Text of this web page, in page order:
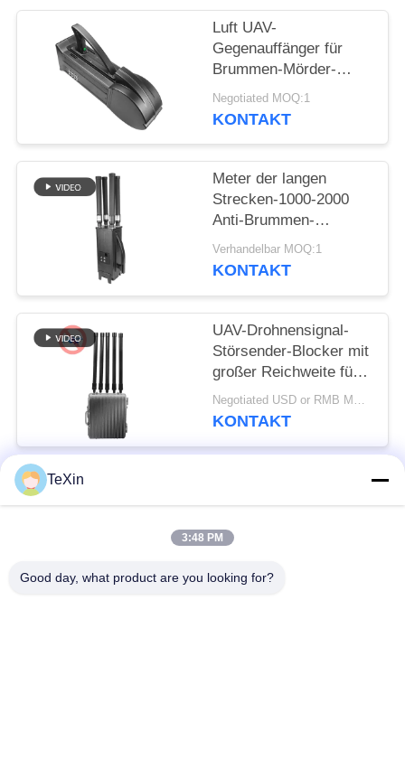
SITEMAP
PRIVACY
POLICY
Luft UAV-
Gegenauffänger für
Brummen-Mörder-
Luftverteidigungssystem
WIFI5.8G 2.4G GPS
Negotiated MOQ:1
KONTAKT
Meter der langen
Strecken-1000-2000
Anti-Brummen-
Störsender UAV-
System-UAV für
Verhandelbar MOQ:1
KONTAKT
UAV-Drohnensignal-
Störsender-Blocker mit
großer Reichweite für
den
Computeranschluss im
Negotiated USD or RMB MOQ:1
KONTAKT
Modul
TeXin
3:48 PM
Good day, what product are you looking for?